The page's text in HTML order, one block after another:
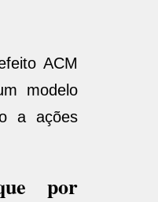
ACM
modelo
a ações
por